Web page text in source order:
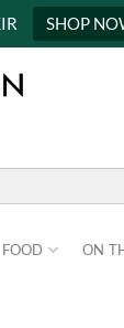
SHOP
FOOD ON